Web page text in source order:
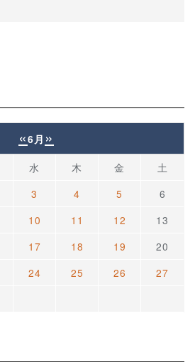
«6月 »
水 木 金
土
3 4 5
6
10 11 12
13
17 18 19
20
24 25 26
27